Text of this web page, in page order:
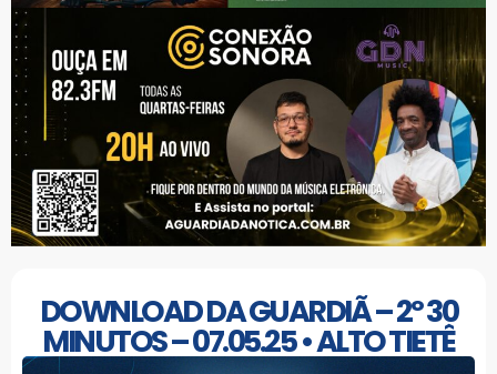
DOWNLOAD DA GUARDIÃ – 2º 30
MINUTOS – 07.05.25 • ALTO TIETÊ